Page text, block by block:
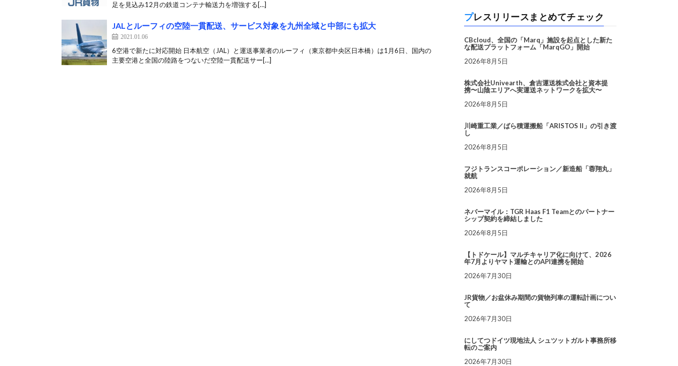
足を見込み12月の鉄道コンテナ輸送力を増強する[…]
JALとルーフィの空陸一貫配送、サービス対象を九州全域と中部にも拡大
2021.01.06
6空港で新たに対応開始 日本航空（JAL）と運送事業者のルーフィ（東京都中央区日本橋）は1月6日、国内の
主要空港と全国の陸路をつないだ空陸一貫配送サー[…]
プレスリリースまとめてチェック
CBcloud、全国の「Marq」施設を起点とした新た
な配送プラットフォーム「MarqGO」開始
2026年8月5日
株式会社Univearth、倉吉運送株式会社と資本提
携〜山陰エリアへ実運送ネットワークを拡大〜
2026年8月5日
川崎重工業／ばら積運搬船「ARISTOS II」の引き渡
し
2026年8月5日
フジトランスコーポレーション／新造船「蓉翔丸」
就航
2026年8月5日
ネバーマイル：TGR Haas F1 Teamとのパートナー
シップ契約を締結しました
2026年8月5日
【トドケール】マルチキャリア化に向けて、2026
年7月よりヤマト運輸とのAPI連携を開始
2026年7月30日
JR貨物／お盆休み期間の貨物列車の運転計画につい
て
2026年7月30日
にしてつドイツ現地法人 シュツットガルト事務所移
転のご案内
2026年7月30日